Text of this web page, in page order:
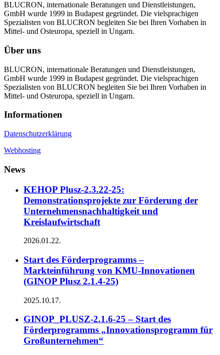
BLUCRON, internationale Beratungen und Dienstleistungen,
GmbH wurde 1999 in Budapest gegründet. Die vielsprachigen
Spezialisten von BLUCRON begleiten Sie bei Ihren Vorhaben in
Mittel- und Osteuropa, speziell in Ungarn.
Über uns
BLUCRON, internationale Beratungen und Dienstleistungen,
GmbH wurde 1999 in Budapest gegründet. Die vielsprachigen
Spezialisten von BLUCRON begleiten Sie bei Ihren Vorhaben in
Mittel- und Osteuropa, speziell in Ungarn.
Informationen
Datenschutzerklärung
Webhosting
News
KEHOP Plusz-2.3.22-25:
Demonstrationsprojekte zur Förderung der
Unternehmensnachhaltigkeit und
Kreislaufwirtschaft
2026.01.22.
Start des Förderprogramms –
Markteinführung von KMU-Innovationen
(GINOP Plusz 2.1.4-25)
2025.10.17.
GINOP_PLUSZ-2.1.6-25 – Start des
Förderprogramms „Innovationsprogramm für
Großunternehmen“